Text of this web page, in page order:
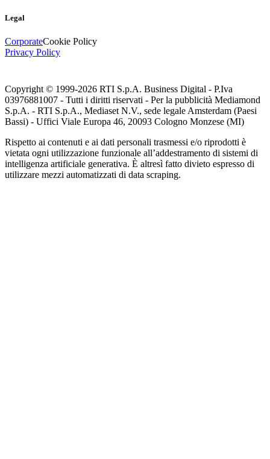
Legal
CorporateCookie Policy
Privacy Policy
Copyright © 1999-2026 RTI S.p.A. Business Digital - P.Iva
03976881007 - Tutti i diritti riservati - Per la pubblicità Mediamond
S.p.A. - RTI S.p.A., Mediaset N.V., sede legale Amsterdam (Paesi
Bassi) - Uffici Viale Europa 46, 20093 Cologno Monzese (MI)
Rispetto ai contenuti e ai dati personali trasmessi e/o riprodotti è
vietata ogni utilizzazione funzionale all’addestramento di sistemi di
intelligenza artificiale generativa. È altresì fatto divieto espresso di
utilizzare mezzi automatizzati di data scraping.